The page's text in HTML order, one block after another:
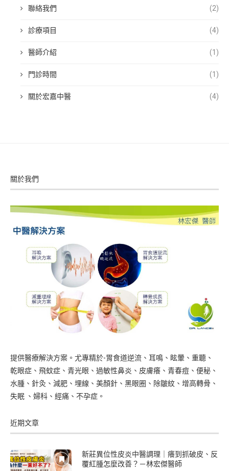
聯絡我們 (2)
診療項目 (4)
醫師介紹 (1)
門診時間 (1)
關於宏嘉中醫 (4)
關於我們
提供醫療解決方案。尤專精於-胃食道逆流、耳鳴、眩暈、重聽、
乾眼症、飛蚊症、青光眼、過敏性鼻炎、皮膚癢、青春痘、便秘、
水腫、針灸、減肥、埋線、美顏針、黑眼圈、除皺紋、增高轉骨、
失眠 、婦科、經痛、不孕症。
近期文章
新莊異位性皮炎中醫調理｜癢到抓破皮、反
覆紅腫怎麼改善？－林宏傑醫師